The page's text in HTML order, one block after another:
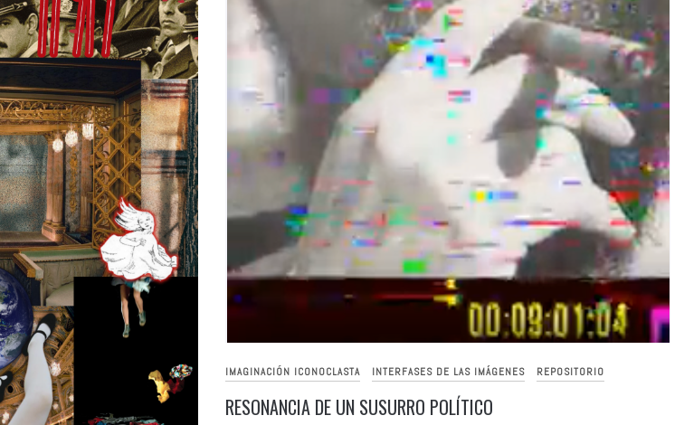
IMAGINACIÓN ICONOCLASTA INTERFASES DE LAS IMÁGENES REPOSITORIO
RESONANCIA DE UN SUSURRO POLÍTICO